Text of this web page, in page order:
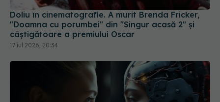
Doliu în cinematografie. A murit Brenda Fricker,
"Doamna cu porumbei" din "Singur acasă 2" și
câștigătoare a premiului Oscar
17 iul 2026, 20:34